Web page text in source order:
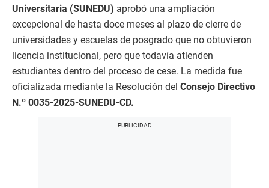
Universitaria (SUNEDU) aprobó una ampliación
excepcional de hasta doce meses al plazo de cierre de
universidades y escuelas de posgrado que no obtuvieron
licencia institucional, pero que todavía atienden
estudiantes dentro del proceso de cese. La medida fue
oficializada mediante la Resolución del Consejo Directivo
N.º 0035-2025-SUNEDU-CD.